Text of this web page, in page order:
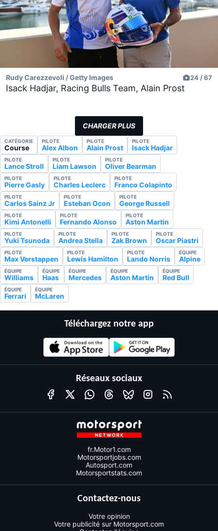
Rudy Carezzevoli / Getty Images 24 / 67
Isack Hadjar, Racing Bulls Team, Alain Prost
CHARGER PLUS
CATÉGORIE
Course
PILOTE
Alex Albon
PILOTE
Alain Prost
PILOTE
Isack Hadjar
PILOTE
Lance Stroll
PILOTE
Liam Lawson
PILOTE
Oliver Bearman
PILOTE
Pierre Gasly
PILOTE
Charles Leclerc
PILOTE
Franco Colapinto
PILOTE
Carlos Sainz Jr
PILOTE
Esteban Ocon
PILOTE
George Russell
PILOTE
Kimi Antonelli
PILOTE
Fernando Alonso
PILOTE
Aston Martin
PILOTE
Yuki Tsunoda
PILOTE
Andrea Stella
PILOTE
Zak Brown
PILOTE
Oscar Piastri
PILOTE
Max Verstappen
PILOTE
Lewis Hamilton
PILOTE
Lando Norris
ÉQUIPE
Alpine
ÉQUIPE
Williams
ÉQUIPE
Haas
ÉQUIPE
Mercedes
ÉQUIPE
Aston Martin
ÉQUIPE
Red Bull
ÉQUIPE
Ferrari
ÉQUIPE
McLaren
Téléchargez notre app
Réseaux sociaux
fr.Motor1.com
Motorsportjobs.com
Autosport.com
Motorsportstats.com
Contactez-nous
Votre opinion
Votre publicité sur Motorsport.com